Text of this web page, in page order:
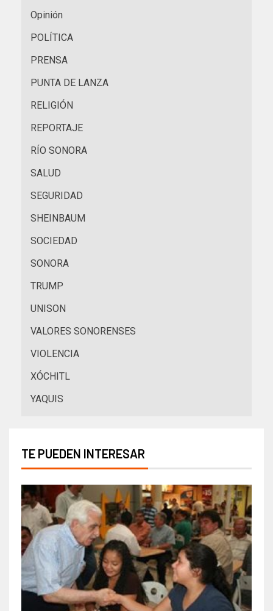
Opinión
POLÍTICA
PRENSA
PUNTA DE LANZA
RELIGIÓN
REPORTAJE
RÍO SONORA
SALUD
SEGURIDAD
SHEINBAUM
SOCIEDAD
SONORA
TRUMP
UNISON
VALORES SONORENSES
VIOLENCIA
XÓCHITL
YAQUIS
TE PUEDEN INTERESAR